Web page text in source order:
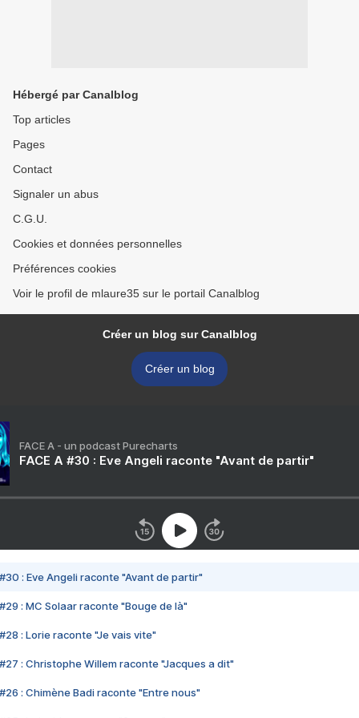
Hébergé par Canalblog
Top articles
Pages
Contact
Signaler un abus
C.G.U.
Cookies et données personnelles
Préférences cookies
Voir le profil de mlaure35 sur le portail Canalblog
Créer un blog sur Canalblog
Créer un blog
FACE A - un podcast Purecharts
FACE A #30 : Eve Angeli raconte "Avant de partir"
#30 : Eve Angeli raconte "Avant de partir"
#29 : MC Solaar raconte "Bouge de là"
#28 : Lorie raconte "Je vais vite"
#27 : Christophe Willem raconte "Jacques a dit"
#26 : Chimène Badi raconte "Entre nous"